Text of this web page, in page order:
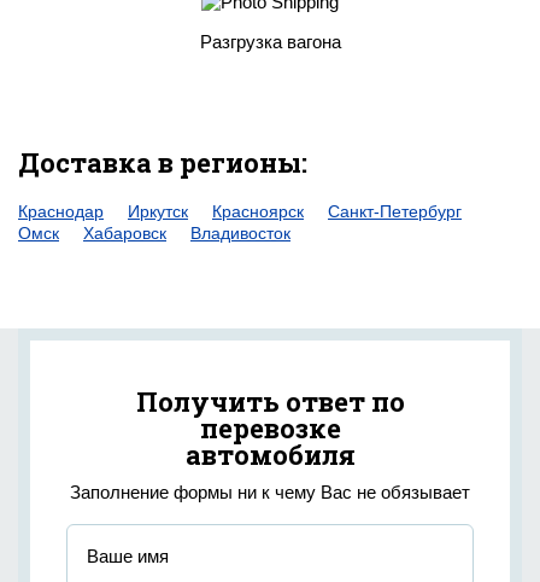
Разгрузка вагона
Доставка в регионы:
Краснодар Иркутск Красноярск
Санкт-Петербург
Омск
Хабаровск Владивосток
Получить ответ по
перевозке
автомобиля
Заполнение формы ни к чему Вас не обязывает